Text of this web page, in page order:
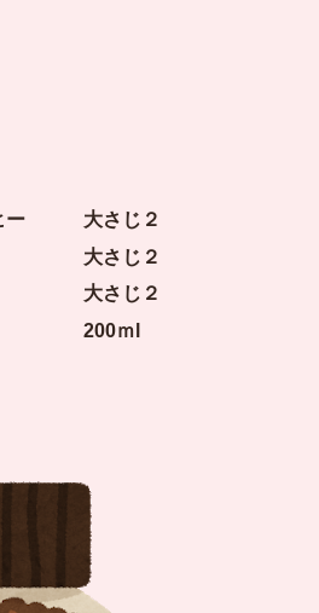
ヒー 大さじ２
じ２
じ２
ｍl